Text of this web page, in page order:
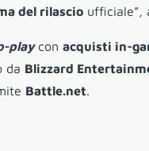
del rilascio ufficiale”,
playcon acquisti in-
da Blizzard
Battle.net.